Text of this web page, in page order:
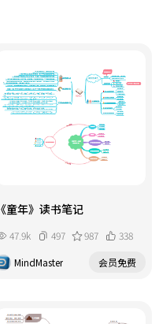
《童年》读书笔记
47.9k 497 987
338
MindMaster
会员免费